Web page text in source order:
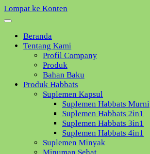
Lompat ke Konten
Beranda
Tentang Kami
Profil Company
Produk
Bahan Baku
Produk Habbats
Suplemen Kapsul
Suplemen Habbats Murni
Suplemen Habbats 2in1
Suplemen Habbats 3in1
Suplemen Habbats 4in1
Suplemen Minyak